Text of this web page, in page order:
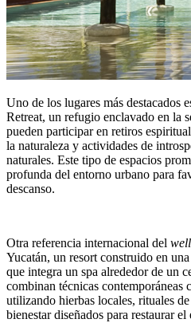
Uno de los lugares más destacados
Retreat, un refugio enclavado en la
pueden participar en retiros
la naturaleza y actividades de
naturales. Este tipo de espacios
profunda del entorno urbano para
descanso.
Otra referencia internacional del
Yucatán, un resort construido en
que integra un spa alrededor de un
combinan técnicas contemporáneas
utilizando hierbas locales, rituales
bienestar diseñados para restaurar